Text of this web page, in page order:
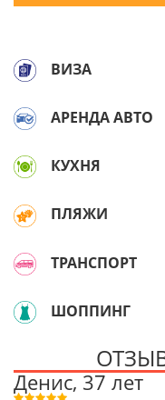
ВИЗА
АРЕНДА АВТО
КУХНЯ
ПЛЯЖИ
ТРАНСПОРТ
ШОППИНГ
Денис, 37 лет